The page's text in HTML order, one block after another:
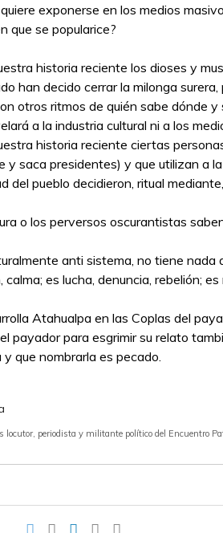
exponerse en los medios
que se popularice?
historia reciente los dioses y
han decido cerrar la milonga
otros ritmos de quién sabe dónde
a la industria cultural ni a los
historia reciente ciertas
y saca presidentes) y que utilizan a
del pueblo decidieron, ritual
o los perversos oscurantistas
anti sistema, no tiene nada
es lucha, denuncia, rebelión;
Atahualpa en las Coplas del
payador para esgrimir su relato
que nombrarla es pecado.
locutor, periodista y militante político del Encuentro